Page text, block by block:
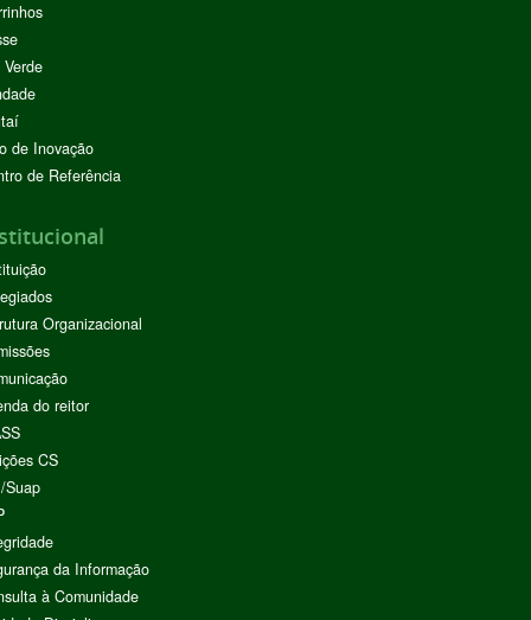
de Inovação
de Referência
Organizacional
do reitor
CS
Suap
da Informação
à Comunidade